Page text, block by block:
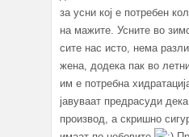
за усни кој е потребен
на мажите. Усните во
сите нас исто, нема
жена, додека пак во
им е потребна
јавуваат предрасуди
производ, а скришно